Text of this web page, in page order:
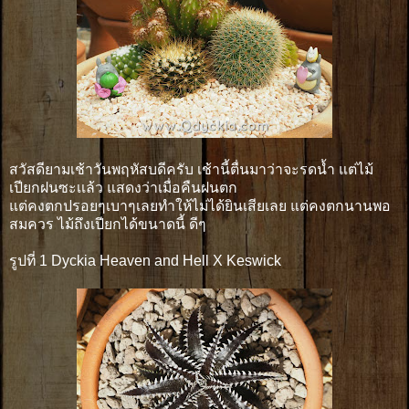
สวัสดียามเช้าวันพฤหัสบดีครับ เช้านี้ตื่นมาว่าจะรดน้ำ แต่ไม้
เปียกฝนซะเเล้ว แสดงว่าเมื่อคืนฝนตก
แต่คงตกปรอยๆเบาๆเลยทำให้ไม่ได้ยินเสียเลย แต่คงตกนานพอ
สมควร ไม้ถึงเปียกได้ขนาดนี้ ดีๆ
รูปที่ 1 Dyckia Heaven and Hell X Keswick